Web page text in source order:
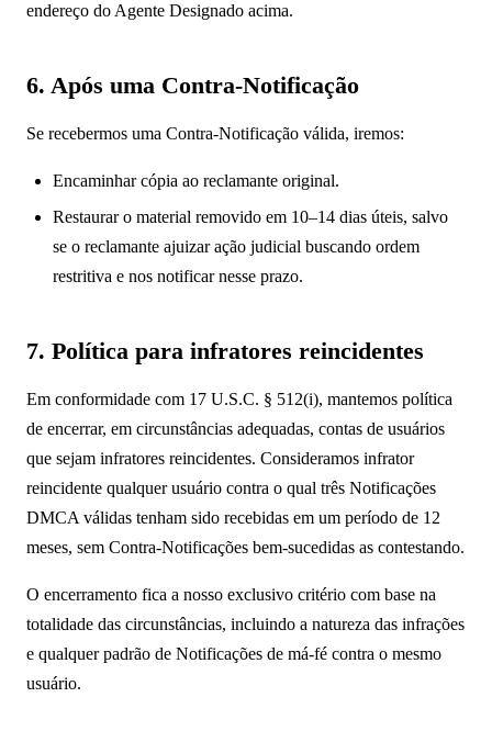
endereço do Agente Designado acima.
6. Após uma Contra-Notificação
Se recebermos uma Contra-Notificação válida, iremos:
Encaminhar cópia ao reclamante original.
Restaurar o material removido em 10–14 dias úteis, salvo
se o reclamante ajuizar ação judicial buscando ordem
restritiva e nos notificar nesse prazo.
7. Política para infratores reincidentes
Em conformidade com 17 U.S.C. § 512(i), mantemos política
de encerrar, em circunstâncias adequadas, contas de usuários
que sejam infratores reincidentes. Consideramos infrator
reincidente qualquer usuário contra o qual três Notificações
DMCA válidas tenham sido recebidas em um período de 12
meses, sem Contra-Notificações bem-sucedidas as contestando.
O encerramento fica a nosso exclusivo critério com base na
totalidade das circunstâncias, incluindo a natureza das infrações
e qualquer padrão de Notificações de má-fé contra o mesmo
usuário.